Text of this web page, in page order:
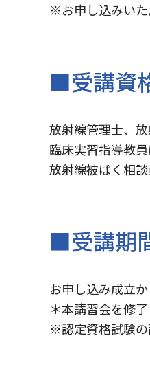
※お申し込みいた
■受講資
放射線管理士、
臨床実習指導教
放射線被ばく相
■受講期
お申し込み成立
＊本講習会を修
※認定資格試験の